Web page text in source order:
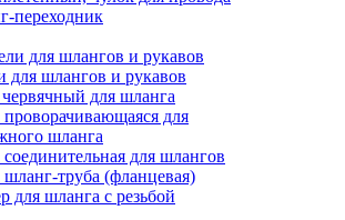
переходник
для шлангов и рукавов
для шланга
для
шланга
для шлангов
труба (фланцевая)
для шланга с резьбой